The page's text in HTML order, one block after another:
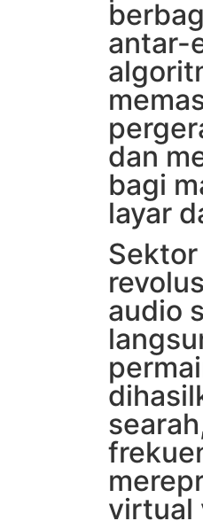
antar-
dan
bagi
layar
audio
virtual